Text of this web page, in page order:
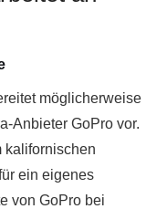
möglicherweise
Anbieter GoPro vor.
kalifornischen
ein eigenes
von GoPro bei